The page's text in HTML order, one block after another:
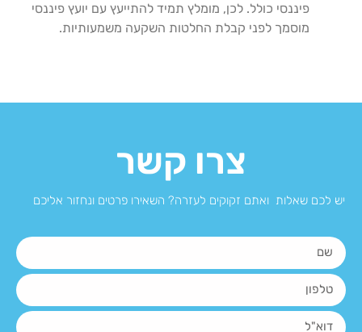
פיננסי כולל. לכן, מומלץ תמיד להתייעץ עם יועץ פיננסי
מוסמך לפני קבלת החלטות השקעה משמעותיות.
צרו קשר
יש לכם שאלות ואתם זקוקים לעזרה? השאירו פרטים ונחזור אליכם